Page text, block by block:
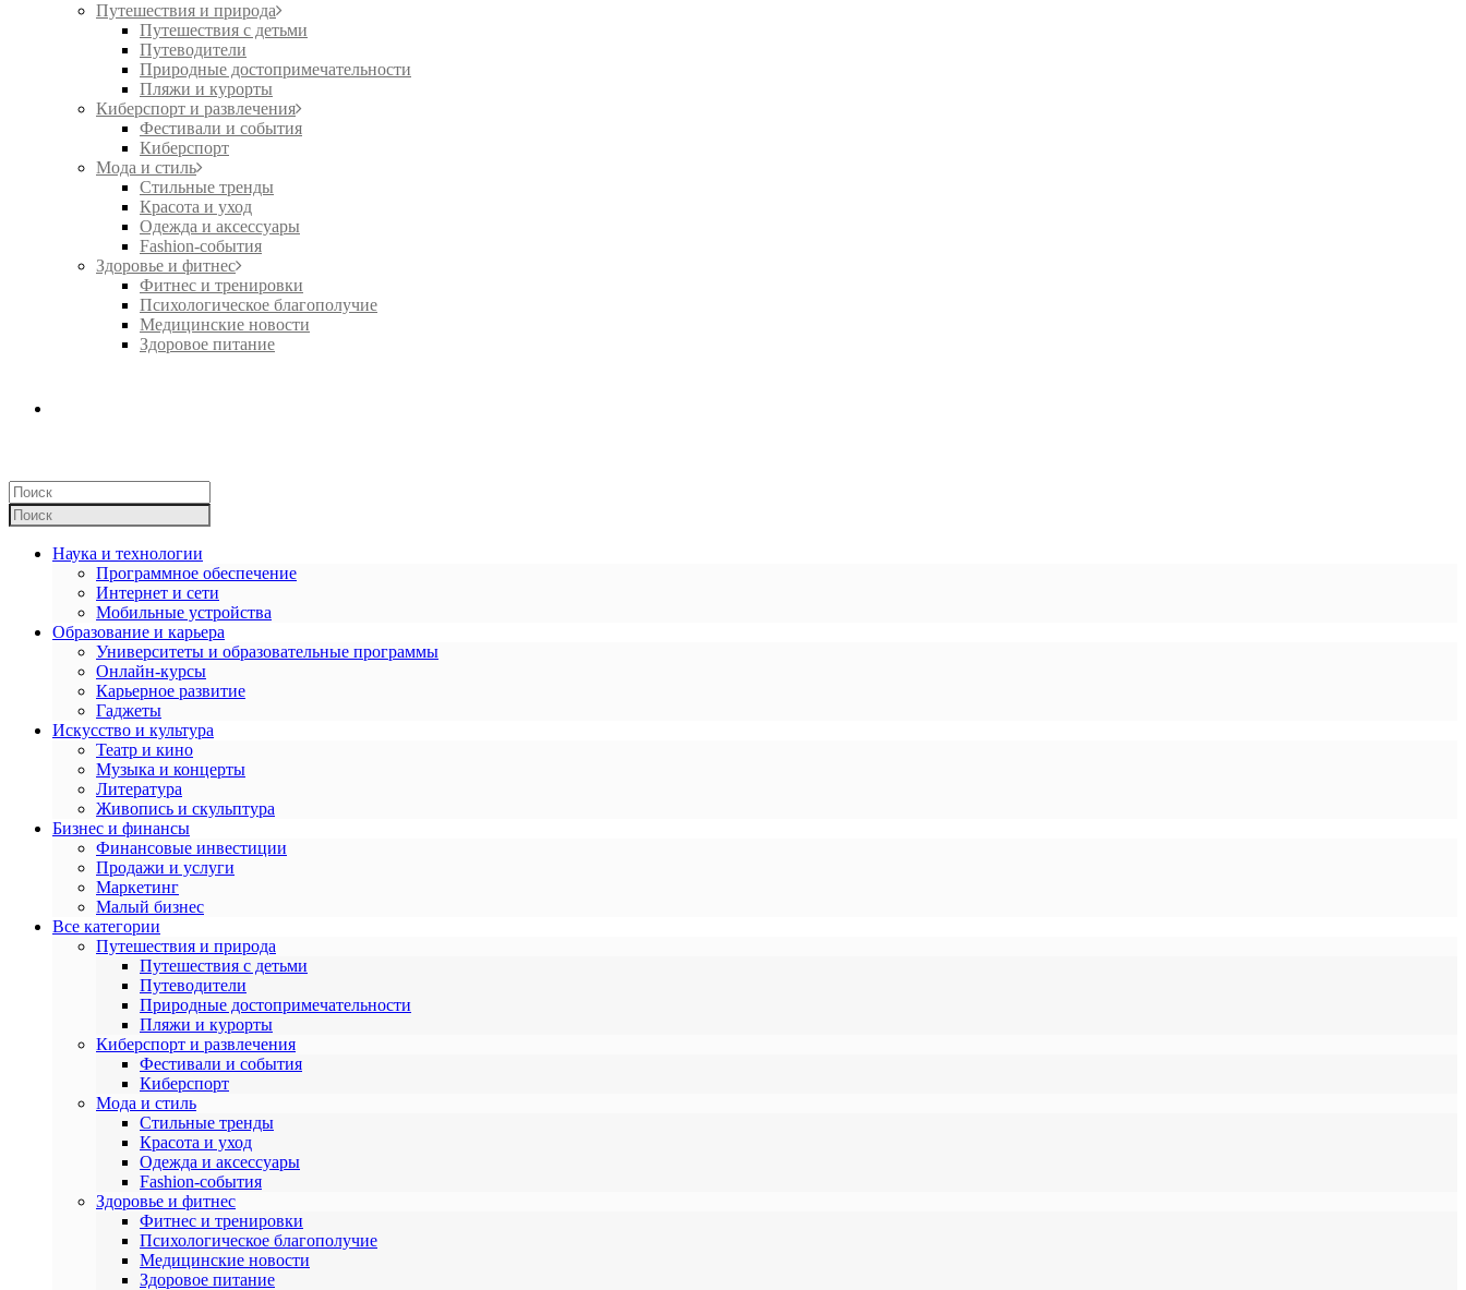
Путешествия и природа
Путешествия с детьми
Путеводители
Природные достопримечательности
Пляжи и курорты
Киберспорт и развлечения
Фестивали и события
Киберспорт
Мода и стиль
Стильные тренды
Красота и уход
Одежда и аксессуары
Fashion-события
Здоровье и фитнес
Фитнес и тренировки
Психологическое благополучие
Медицинские новости
Здоровое питание
Наука и технологии
Программное обеспечение
Интернет и сети
Мобильные устройства
Образование и карьера
Университеты и образовательные программы
Онлайн-курсы
Карьерное развитие
Гаджеты
Искусство и культура
Театр и кино
Музыка и концерты
Литература
Живопись и скульптура
Бизнес и финансы
Финансовые инвестиции
Продажи и услуги
Маркетинг
Малый бизнес
Все категории
Путешествия и природа
Путешествия с детьми
Путеводители
Природные достопримечательности
Пляжи и курорты
Киберспорт и развлечения
Фестивали и события
Киберспорт
Мода и стиль
Стильные тренды
Красота и уход
Одежда и аксессуары
Fashion-события
Здоровье и фитнес
Фитнес и тренировки
Психологическое благополучие
Медицинские новости
Здоровое питание